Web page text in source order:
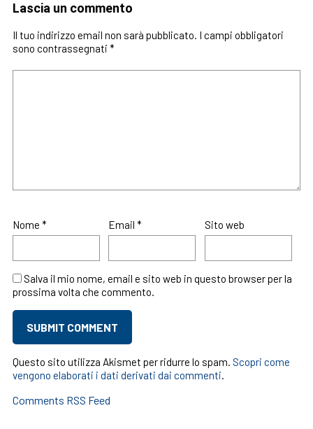
Lascia un commento
Il tuo indirizzo email non sarà pubblicato. I campi obbligatori
sono contrassegnati *
Nome * Email* Sito web
Salva il mio nome, email e sito web in questo browser per la
prossima volta che commento.
Questo sito utilizza Akismet per ridurre lo spam. Scopri come
vengono elaborati i dati derivati dai commenti.
Comments RSS Feed